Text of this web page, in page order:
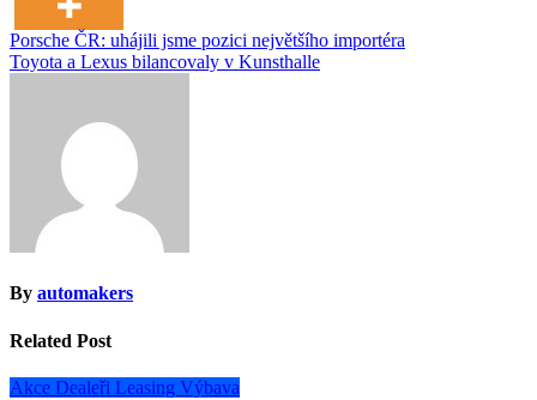
Navigace
pro
Porsche ČR: uhájili jsme pozici největšího importéra
Toyota a Lexus bilancovaly v Kunsthalle
By automakers
Related Post
Akce Dealeři Leasing Výbava